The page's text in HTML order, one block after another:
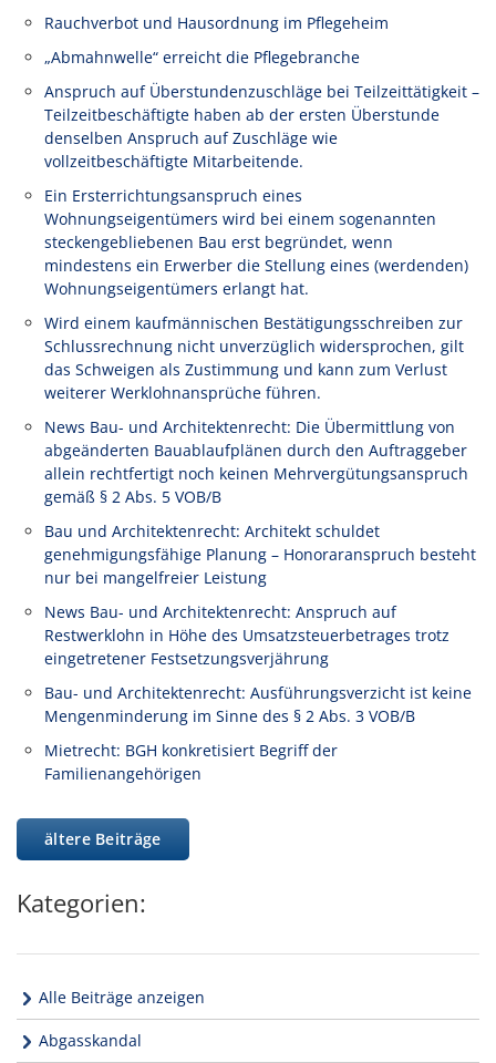
Rauchverbot und Hausordnung im Pflegeheim
„Abmahnwelle“ erreicht die Pflegebranche
Anspruch auf Überstundenzuschläge bei Teilzeittätigkeit –
Teilzeitbeschäftigte haben ab der ersten Überstunde
denselben Anspruch auf Zuschläge wie
vollzeitbeschäftigte Mitarbeitende.
Ein Ersterrichtungsanspruch eines
Wohnungseigentümers wird bei einem sogenannten
steckengebliebenen Bau erst begründet, wenn
mindestens ein Erwerber die Stellung eines (werdenden)
Wohnungseigentümers erlangt hat.
Wird einem kaufmännischen Bestätigungsschreiben zur
Schlussrechnung nicht unverzüglich widersprochen, gilt
das Schweigen als Zustimmung und kann zum Verlust
weiterer Werklohnansprüche führen.
News Bau- und Architektenrecht: Die Übermittlung von
abgeänderten Bauablaufplänen durch den Auftraggeber
allein rechtfertigt noch keinen Mehrvergütungsanspruch
gemäß § 2 Abs. 5 VOB/B
Bau und Architektenrecht: Architekt schuldet
genehmigungsfähige Planung – Honoraranspruch besteht
nur bei mangelfreier Leistung
News Bau- und Architektenrecht: Anspruch auf
Restwerklohn in Höhe des Umsatzsteuerbetrages trotz
eingetretener Festsetzungsverjährung
Bau- und Architektenrecht: Ausführungsverzicht ist keine
Mengenminderung im Sinne des § 2 Abs. 3 VOB/B
Mietrecht: BGH konkretisiert Begriff der
Familienangehörigen
ältere Beiträge
Kategorien:
Alle Beiträge anzeigen
Abgasskandal